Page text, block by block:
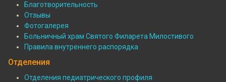
Благотворительность
Отзывы
Фотогалерея
Больничный храм Святого Филарета Милостивого
Правила внутреннего распорядка
Отделения
Отделения педиатрического профиля